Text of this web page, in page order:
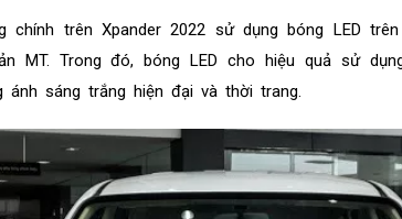
chính trên Xpander 2022 sử dụng bóng LED
MT. Trong đó, bóng LED cho hiệu quả sử
ánh sáng trắng hiện đại và thời trang.